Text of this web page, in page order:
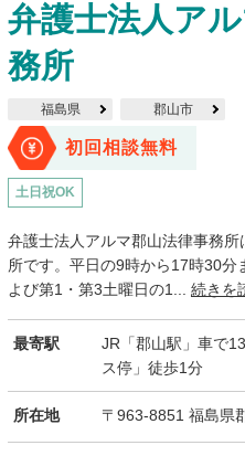
弁護士法人ア
務所
福島県 郡山市
初回相談無料
土日祝OK
弁護士法人アルマ郡山法律事務
所です。平日の9時から17時30
よび第1・第3土曜日の1... 続きを
最寄駅
JR「郡山駅」車で
ス停」徒歩1分
所在地 〒963-8851 福島県